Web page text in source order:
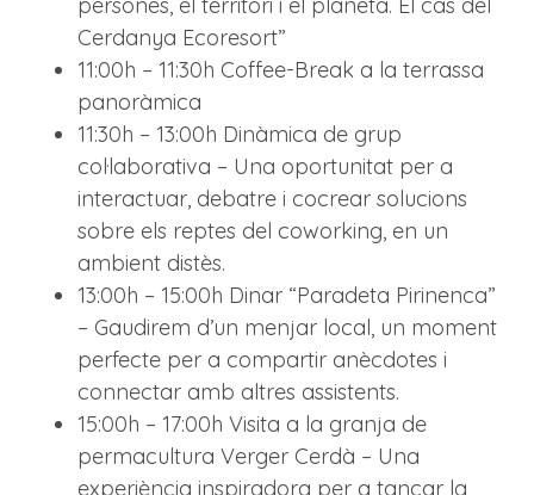
persones, el territori i el planeta. El cas del
Cerdanya Ecoresort”
11:00h – 11:30h Coffee-Break a la terrassa
panoràmica
11:30h – 13:00h Dinàmica de grup
col·laborativa – Una oportunitat per a
interactuar, debatre i cocrear solucions
sobre els reptes del coworking, en un
ambient distès.
13:00h – 15:00h Dinar “Paradeta Pirinenca”
– Gaudirem d’un menjar local, un moment
perfecte per a compartir anècdotes i
connectar amb altres assistents.
15:00h – 17:00h Visita a la granja de
permacultura Verger Cerdà – Una
experiència inspiradora per a tancar la